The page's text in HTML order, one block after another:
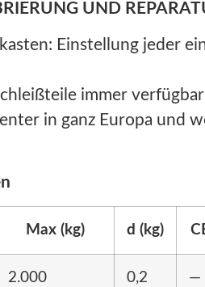
UND
Einstellung jeder
immer
in ganz Europa und
Max (kg) d (kg)
2.000 0,2 —